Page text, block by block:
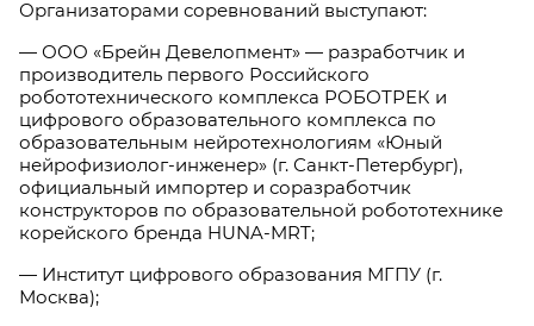
Организаторами соревнований выступают:
— ООО «Брейн Девелопмент» — разработчик и
производитель первого Российского
робототехнического комплекса РОБОТРЕК и
цифрового образовательного комплекса по
образовательным нейротехнологиям «Юный
нейрофизиолог-инженер» (г. Санкт-Петербург),
официальный импортер и соразработчик
конструкторов по образовательной робототехнике
корейского бренда HUNA-MRT;
— Институт цифрового образования МГПУ (г.
Москва);